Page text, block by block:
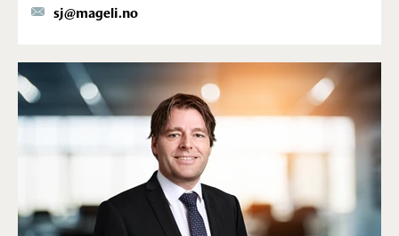
sj@mageli.no